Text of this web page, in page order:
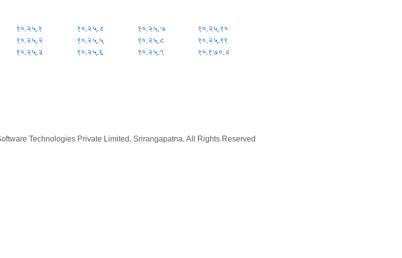
१०.२५.१
१०.२५.२
१०.२५.३
१०.२५.४
१०.२५.५
१०.२५.६
१०.२५.७
१०.२५.८
१०.२५.९
१०.२५.१०
१०.२५.११
१०.१७०.४
Technologies Private Limited, Srirangapatna. All Rights Reserved